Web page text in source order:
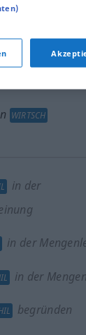
WIRTSCH
in der
in der
in der
begründen